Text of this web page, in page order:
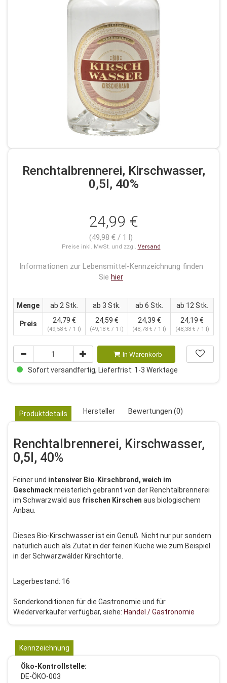
Renchtalbrennerei, Kirschwasser,
0,5l, 40%
24,99 €
(49,98 € / 1 l)
Preise inkl. MwSt. und zzgl. Versand
Informationen zur Lebensmittel-Kennzeichnung finden
Sie hier
Menge ab 2 Stk. ab 3 Stk. ab 6 Stk. ab 12 Stk.
Preis 24,79 €
(49,58 € / 1 l)
24,59 €
(49,18 € / 1 l)
24,39 €
(48,78 € / 1 l)
24,19 €
(48,38 € / 1 l)
In Warenkorb
Sofort versandfertig, Lieferfrist: 1-3 Werktage
Produktdetails Hersteller Bewertungen (0)
Renchtalbrennerei, Kirschwasser,
0,5l, 40%
Feiner und intensiver Bio- Kirschbrand, weich im
Geschmackmeisterlich gebrannt von der Renchtalbrennerei
im Schwarzwald aus frischen Kirschen aus biologischem
Anbau.
Dieses Bio-Kirschwasser ist ein Genuß. Nicht nur pur sondern
natürlich auch als Zutat in der feinen Küche wie zum Beispiel
in der Schwarzwälder Kirschtorte.
Lagerbestand: 16
Sonderkonditionen für die Gastronomie und für
Wiederverkäufer verfügbar, siehe: Handel / Gastronomie
Kennzeichnung
Öko-Kontrollstelle:
DE-ÖKO-003